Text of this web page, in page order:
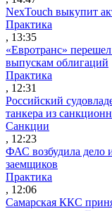
NexTouch выкупит
Практика
, 13:35
«Евротранс»
выпускам облигаций
Практика
, 12:31
Российский
танкера из
Санкции
, 12:23
ФАС возбудила дело
заемщиков
Практика
, 12:06
Самарская ККС